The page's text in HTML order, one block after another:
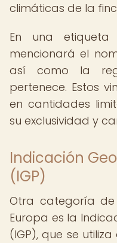
climáticas de la
En una
mencionará el
así como la
pertenece. Estos
en cantidades
su exclusividad y
Indicación
(IGP)
Otra categoría de
Europa es la
(IGP), que se